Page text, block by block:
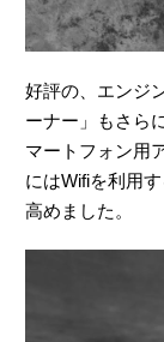
好評の、エンジ
ーナー」もさら
マートフォン用
にはWifiを利用
高めました。